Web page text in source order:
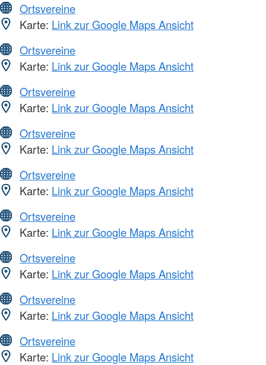
Ortsvereine
Karte: Link zur Google Maps Ansicht
Ortsvereine
Karte: Link zur Google Maps Ansicht
Ortsvereine
Karte: Link zur Google Maps Ansicht
Ortsvereine
Karte: Link zur Google Maps Ansicht
Ortsvereine
Karte: Link zur Google Maps Ansicht
Ortsvereine
Karte: Link zur Google Maps Ansicht
Ortsvereine
Karte: Link zur Google Maps Ansicht
Ortsvereine
Karte: Link zur Google Maps Ansicht
Ortsvereine
Karte: Link zur Google Maps Ansicht